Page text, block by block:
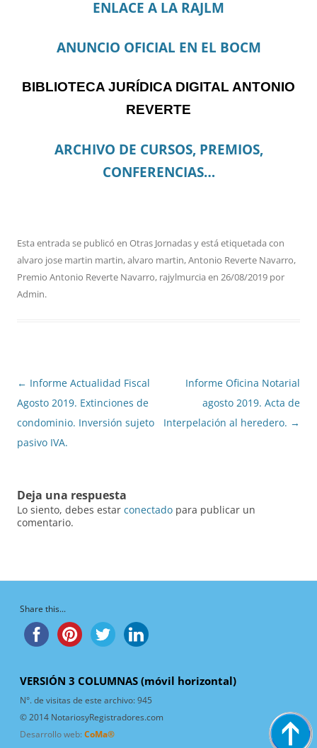
ENLACE A LA RAJLM
ANUNCIO OFICIAL EN EL BOCM
BIBLIOTECA JURÍDICA DIGITAL ANTONIO
REVERTE
ARCHIVO DE CURSOS, PREMIOS,
CONFERENCIAS…
Esta entrada se publicó en Otras Jornadasy está etiquetada con
alvaro jose martin martin,alvaro martin,Antonio Reverte Navarro,
Premio Antonio Reverte Navarro, rajylmurcia en 26/08/2019 por
Admin.
Navegación
de
entradas
← Informe Actualidad Fiscal
Agosto 2019. Extinciones de
condominio. Inversión sujeto
pasivo IVA.
Informe Oficina Notarial
agosto 2019. Acta de
Interpelación al heredero. →
Deja una respuesta
Lo siento, debes estar conectado para publicar un
comentario.
Share this...
VERSIÓN 3 COLUMNAS (móvil horizontal)
N°. de visitas de este archivo:945
© 2014 NotariosyRegistradores.com
Desarrollo web: CoMa®